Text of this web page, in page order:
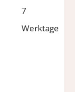
7
Werktage